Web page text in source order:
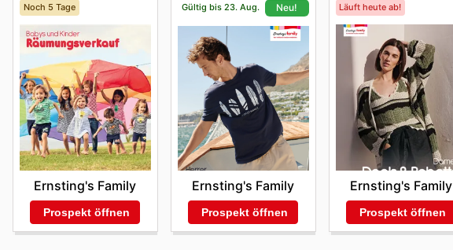
Noch 5 Tage
Ernsting's Family
Prospekt öffnen
Gültig bis 23. Aug. Neu!
Ernsting's Family
Prospekt öffnen
Läuft heute ab!
Ernsting's Family
Prospekt öffnen